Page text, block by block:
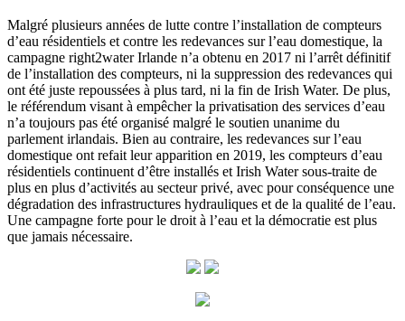
Malgré plusieurs années de lutte contre l’installation de compteurs
d’eau résidentiels et contre les redevances sur l’eau domestique, la
campagne right2water Irlande n’a obtenu en 2017 ni l’arrêt définitif
de l’installation des compteurs, ni la suppression des redevances qui
ont été juste repoussées à plus tard, ni la fin de Irish Water. De plus,
le référendum visant à empêcher la privatisation des services d’eau
n’a toujours pas été organisé malgré le soutien unanime du
parlement irlandais. Bien au contraire, les redevances sur l’eau
domestique ont refait leur apparition en 2019, les compteurs d’eau
résidentiels continuent d’être installés et Irish Water sous-traite de
plus en plus d’activités au secteur privé, avec pour conséquence une
dégradation des infrastructures hydrauliques et de la qualité de l’eau.
Une campagne forte pour le droit à l’eau et la démocratie est plus
que jamais nécessaire.